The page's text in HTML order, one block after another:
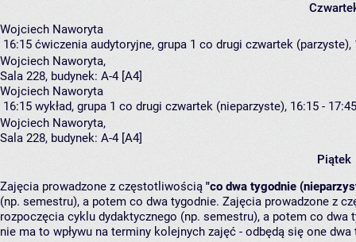
Wojciech Naworyta
16:15 ćwiczenia audytoryjne, grupa 1 co drugi czwartek (parzyste),
Wojciech Naworyta,
Sala 228, budynek: A-4 [A4]
Wojciech Naworyta
16:15 wykład, grupa 1 co drugi czwartek (nieparzyste), 16:15 - 17:45
Wojciech Naworyta,
Sala 228, budynek: A-4 [A4]
Piątek
Zajęcia prowadzone z częstotliwością "co dwa tygodnie
(np. semestru), a potem co dwa tygodnie. Zajęcia prowadzone z
rozpoczęcia cyklu dydaktycznego (np. semestru), a potem co
nie ma to wpływu na terminy kolejnych zajęć - odbędą się one